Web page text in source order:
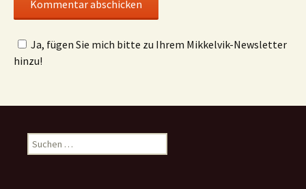
Ja, fügen Sie mich bitte zu Ihrem Mikkelvik-Newsletter
hinzu!
Suchen
nach: